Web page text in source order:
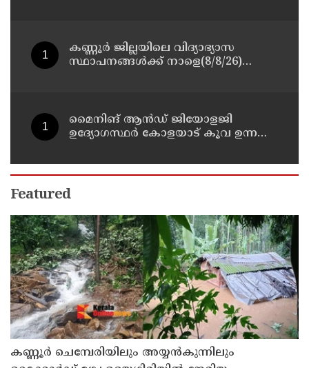
കണ്ണൂർ ജില്ലയിലെ വിദ്യാഭ്യാസ
സ്ഥാപനങ്ങള്‍ക്ക് നാളെ(8/8/26)
മൈനിങ് ആൻഡ്​ ജിയോളജി
ഉദ്യോഗസ്ഥർ കോളയാട് കൂവ ഉന്നതി
Featured
കണ്ണൂർ ചെമ്പേരിയിലും അയ്യൻകുന്നിലും